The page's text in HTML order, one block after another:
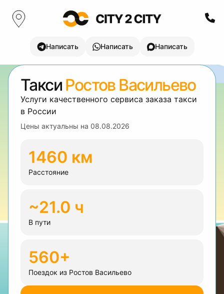
Написать Написать Написать
Такси Ростов Васильево
Услуги качественного сервиса заказа такси
в России
Цены актуальны на 08.08.2026
1460 км
Расстояние
~21.0 ч
В пути
560+
Поездок из Ростов Васильево